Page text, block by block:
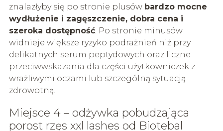
znalazłyby się po stronie plusów bardzo mocne
wydłużenie i zagęszczenie, dobra cena i
szeroka dostępność. Po stronie minusów
widnieje większe ryzyko podrażnień niż przy
delikatnych serum peptydowych oraz liczne
przeciwwskazania dla części użytkowniczek z
wrażliwymi oczami lub szczególną sytuacją
zdrowotną.
Miejsce 4 – odżywka pobudzająca
porost rzęs xxl lashes od Biotebal